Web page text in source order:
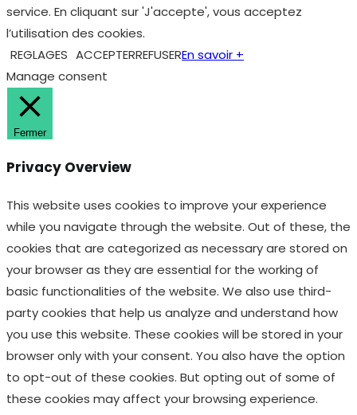
service. En cliquant sur 'J'accepte', vous acceptez
l’utilisation des cookies.
REGLAGES ACCEPTERREFUSEREn savoir +
Manage consent
Fermer
Privacy Overview
This website uses cookies to improve your experience
while you navigate through the website. Out of these, the
cookies that are categorized as necessary are stored on
your browser as they are essential for the working of
basic functionalities of the website. We also use third-
party cookies that help us analyze and understand how
you use this website. These cookies will be stored in your
browser only with your consent. You also have the option
to opt-out of these cookies. But opting out of some of
these cookies may affect your browsing experience.